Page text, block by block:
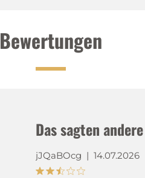
Bewertungen
Das sagten andere
jJQaBOcg | 14.07.2026